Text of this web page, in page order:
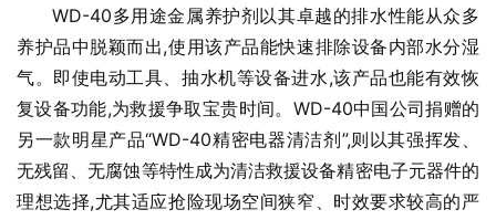
WD-40多用途金属养护剂以其卓越的排水性能从众多
养护品中脱颖而出,使用该产品能快速排除设备内部水分湿
气。即使电动工具、抽水机等设备进水,该产品也能有效恢
复设备功能,为救援争取宝贵时间。WD-40中国公司捐赠的
另一款明星产品“WD-40精密电器清洁剂”,则以其强挥发、
无残留、无腐蚀等特性成为清洁救援设备精密电子元器件的
理想选择,尤其适应抢险现场空间狭窄、时效要求较高的严